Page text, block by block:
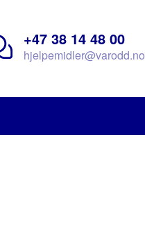
+47 38 14 48 00
hjelpemidler@varodd.no